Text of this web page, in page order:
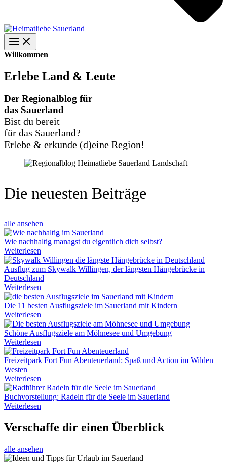
Willkommen
Erlebe Land & Leute
Der Regionalblog für
das Sauerland
Bist du bereit
für das Sauerland?
Erlebe & erkunde (d)eine Region!
Die neuesten Beiträge
alle ansehen
Wie nachhaltig managst du eigentlich dich selbst?
Weiterlesen
Ausflug zum Skywalk Willingen, der längsten Hängebrücke in
Deutschland
Weiterlesen
Die 11 besten Ausflugsziele im Sauerland mit Kindern
Weiterlesen
Schöne Ausflugsziele am Möhnesee und Umgebung
Weiterlesen
Freizeitpark Fort Fun Abenteuerland: Spaß und Action im Wilden
Westen
Weiterlesen
Buchvorstellung: Radeln für die Seele im Sauerland
Weiterlesen
Verschaffe dir einen Überblick
alle ansehen